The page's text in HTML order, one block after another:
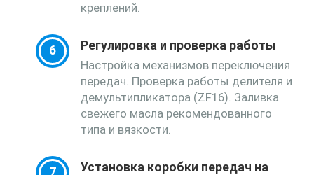
креплений.
Регулировка и проверка работы
Настройка механизмов переключения
передач. Проверка работы делителя и
демультипликатора (ZF16). Заливка
свежего масла рекомендованного
типа и вязкости.
Установка коробки передач на